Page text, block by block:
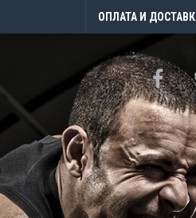
ОПЛАТА И